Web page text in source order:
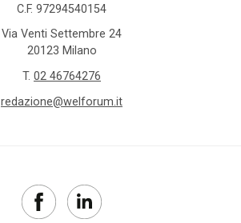
C.F. 97294540154
Via Venti Settembre 24
20123 Milano
T. 02 46764276
redazione@welforum.it